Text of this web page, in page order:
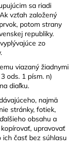
sa riadi
vzťah založený
potom strany
republiky.
zo
viazaný žiadnymi
ods. 1 písm. n)
diaľku.
najmä
stránky, fotiek,
obsahu a
upravovať
časť bez súhlasu